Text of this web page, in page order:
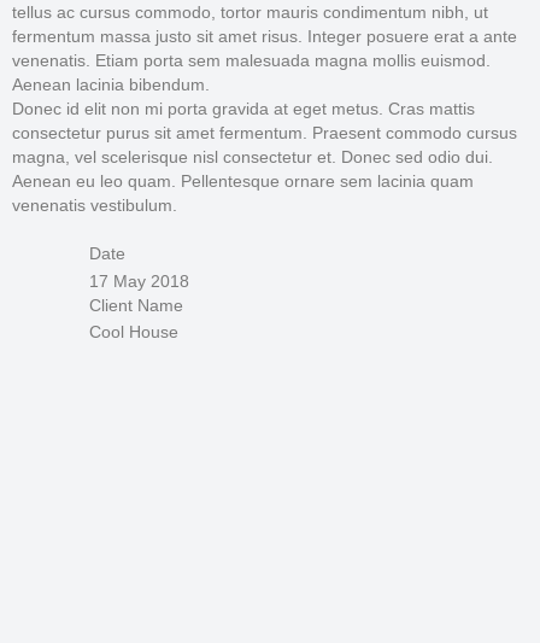
tellus ac cursus commodo, tortor mauris condimentum nibh, ut
fermentum massa justo sit amet risus. Integer posuere erat a ante
venenatis. Etiam porta sem malesuada magna mollis euismod.
Aenean lacinia bibendum.
Donec id elit non mi porta gravida at eget metus. Cras mattis
consectetur purus sit amet fermentum. Praesent commodo cursus
magna, vel scelerisque nisl consectetur et. Donec sed odio dui.
Aenean eu leo quam. Pellentesque ornare sem lacinia quam
venenatis vestibulum.
Date
17 May 2018
Client Name
Cool House